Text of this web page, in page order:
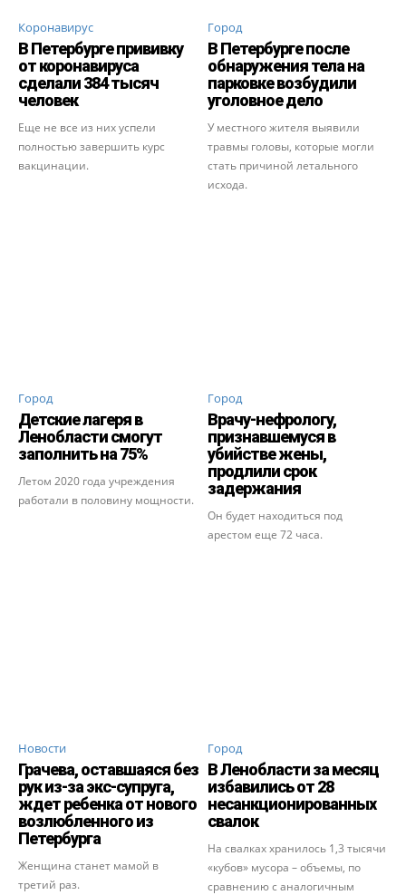
Коронавирус
В Петербурге прививку
от коронавируса
сделали 384 тысяч
человек
Еще не все из них успели
полностью завершить курс
вакцинации.
Город
В Петербурге после
обнаружения тела на
парковке возбудили
уголовное дело
У местного жителя выявили
травмы головы, которые могли
стать причиной летального
исхода.
Город
Детские лагеря в
Ленобласти смогут
заполнить на 75%
Летом 2020 года учреждения
работали в половину мощности.
Город
Врачу-нефрологу,
признавшемуся в
убийстве жены,
продлили срок
задержания
Он будет находиться под
арестом еще 72 часа.
Новости
Грачева, оставшаяся без
рук из-за экс-супруга,
ждет ребенка от нового
возлюбленного из
Петербурга
Женщина станет мамой в
третий раз.
Город
В Ленобласти за месяц
избавились от 28
несанкционированных
свалок
На свалках хранилось 1,3 тысячи
«кубов» мусора – объемы, по
сравнению с аналогичным